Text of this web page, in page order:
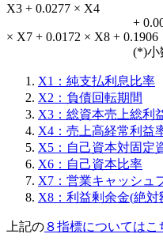
X3 + 0.0277 × X4
+ 0.0011 × X5 +
× X7 + 0.0172 × X8 + 0.1906
(*)小数点以下
X1：純支払利息比率
X2：負債回転期間
X3：総資本売上総利
X4：売上高経常利益
X5：自己資本対固定
X6：自己資本比率
X7：営業キャッシュ
X8：利益剰余金(絶対
上記の８指標についてはこ